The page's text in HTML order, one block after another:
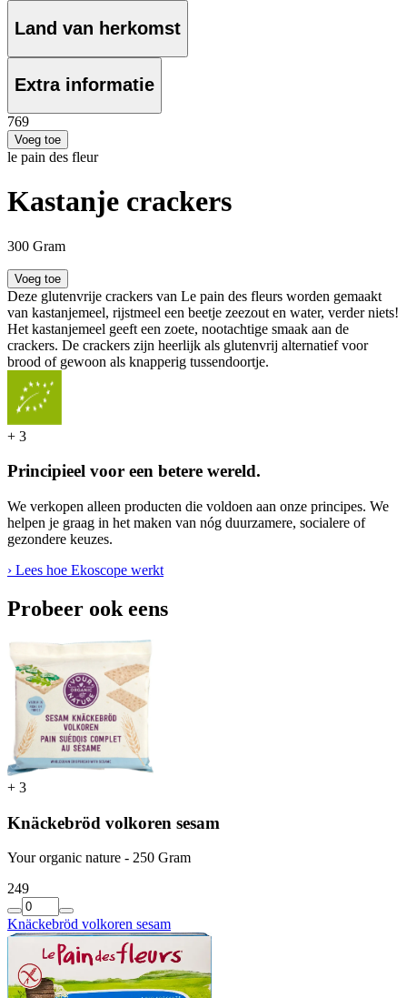
Land van herkomst
Extra informatie
769
Voeg toe
le pain des fleur
Kastanje crackers
300 Gram
Voeg toe
Deze glutenvrije crackers van Le pain des fleurs worden gemaakt
van kastanjemeel, rijstmeel een beetje zeezout en water, verder niets!
Het kastanjemeel geeft een zoete, nootachtige smaak aan de
crackers. De crackers zijn heerlijk als glutenvrij alternatief voor
brood of gewoon als knapperig tussendoortje.
+ 3
Principieel voor een betere wereld.
We verkopen alleen producten die voldoen aan onze principes. We
helpen je graag in het maken van nóg duurzamere, socialere of
gezondere keuzes.
› Lees hoe Ekoscope werkt
Probeer ook eens
+ 3
Knäckebröd volkoren sesam
Your organic nature - 250 Gram
249
Knäckebröd volkoren sesam